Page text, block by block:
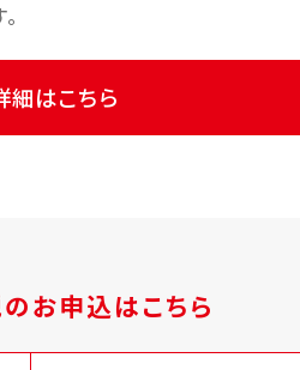
細はこちら
お申込はこちら